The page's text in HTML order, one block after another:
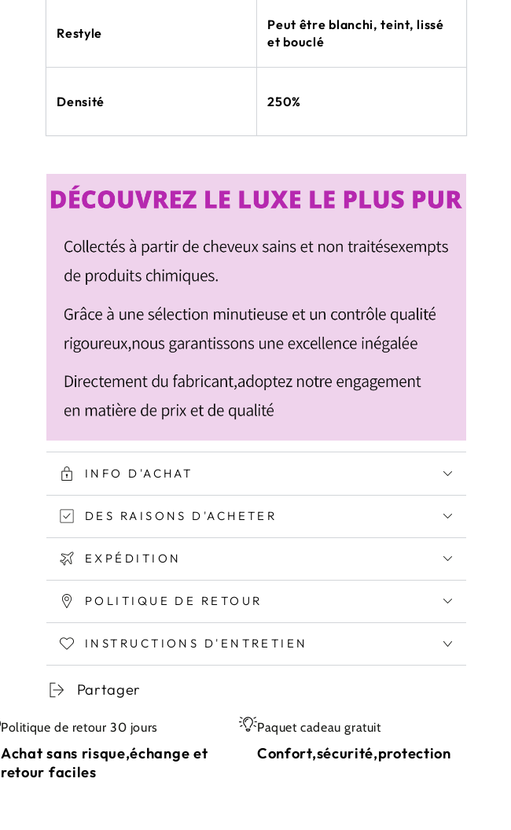
Restyle
Peut être blanchi, teint, lissé
et bouclé
Densité 250%
INFO D'ACHAT
DES RAISONS D'ACHETER
EXPÉDITION
POLITIQUE DE RETOUR
INSTRUCTIONS D'ENTRETIEN
Partager
Politique de retour 30 jours
Achat sans risque,échange et
retour faciles
Paquet cadeau gratuit
Confort,sécurité,protection